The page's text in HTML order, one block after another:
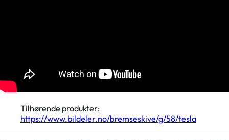
Tilhørende produkter:
https://www.bildeler.no/bremseskive/g/58/tesla